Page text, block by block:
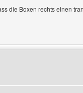
die Boxen rechts einen
besuchen: Der-